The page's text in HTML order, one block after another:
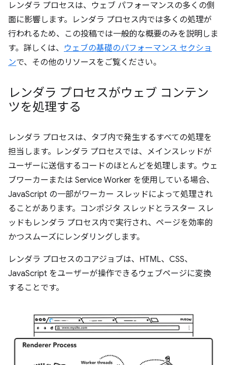
レンダラ プロセスは、ウェブ パフォーマンスの多くの側
面に影響します。レンダラ プロセス内では多くの処理が
行われるため、この投稿では一般的な概要のみを説明しま
す。詳しくは、 ウェブの基礎のパフォーマンス セクショ
ンで、その他のリソースをご覧ください。
レンダラ プロセスがウェブ コンテン
ツを処理する
レンダラ プロセスは、タブ内で発生するすべての処理を
担当します。レンダラ プロセスでは、メインスレッドが
ユーザーに送信するコードのほとんどを処理します。ウェ
ブワーカーまたは Service Worker を使用している場合、
JavaScript の一部がワーカー スレッドによって処理され
ることがあります。コンポジタ スレッドとラスター スレ
ッドもレンダラ プロセス内で実行され、ページを効率的
かつスムーズにレンダリングします。
レンダラ プロセスのコアジョブは、HTML、CSS、
JavaScript をユーザーが操作できるウェブページに変換
することです。